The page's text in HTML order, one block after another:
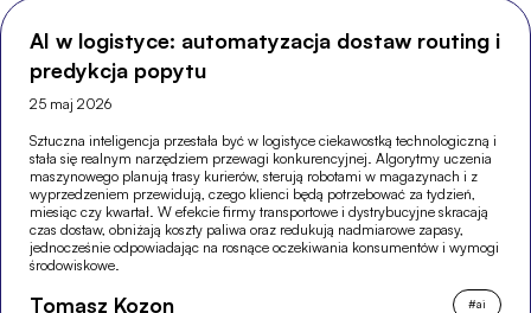
AI w logistyce: automatyzacja dostaw routing i
predykcja popytu
25 maj 2026
Sztuczna inteligencja przestała być w logistyce ciekawostką technologiczną i
stała się realnym narzędziem przewagi konkurencyjnej. Algorytmy uczenia
maszynowego planują trasy kurierów, sterują robotami w magazynach i z
wyprzedzeniem przewidują, czego klienci będą potrzebować za tydzień,
miesiąc czy kwartał. W efekcie firmy transportowe i dystrybucyjne skracają
czas dostaw, obniżają koszty paliwa oraz redukują nadmiarowe zapasy,
jednocześnie odpowiadając na rosnące oczekiwania konsumentów i wymogi
środowiskowe.
Tomasz Kozon #ai